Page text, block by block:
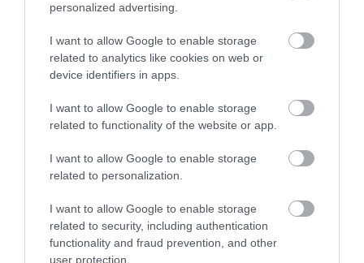
personalized advertising.
I want to allow Google to enable storage
related to analytics like cookies on web or
device identifiers in apps.
I want to allow Google to enable storage
related to functionality of the website or app.
I want to allow Google to enable storage
related to personalization.
I want to allow Google to enable storage
related to security, including authentication
functionality and fraud prevention, and other
user protection.
Ezek az italok nyerők lehetnek stresszes napokon
A rohanó és feszült hétköznapokon az idegrendszerünknek
azonnali támogatásra van szüksége, amit a cukros üdítők vagy a
túlzott kávéfogyasztás helyett célzottan kiválasztott, természetes